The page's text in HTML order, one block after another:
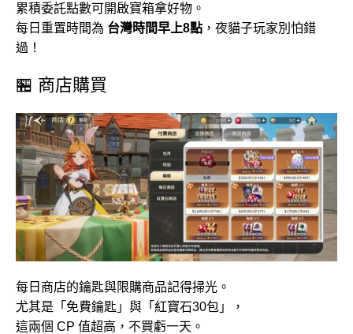
累積委託點數可開啟寶箱拿好物。
每日重置時間為 台灣時間早上8點 ，夜貓子玩家別怕錯
過！
🏪 商店購買
每日商店的鑰匙與限購商品記得掃光。
尤其是「免費鑰匙」與「紅寶石30包」，
這兩個 CP 值超高，不買虧一天。